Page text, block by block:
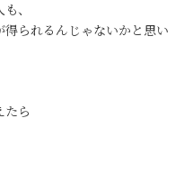
、
られるんじゃないかと思い
たら